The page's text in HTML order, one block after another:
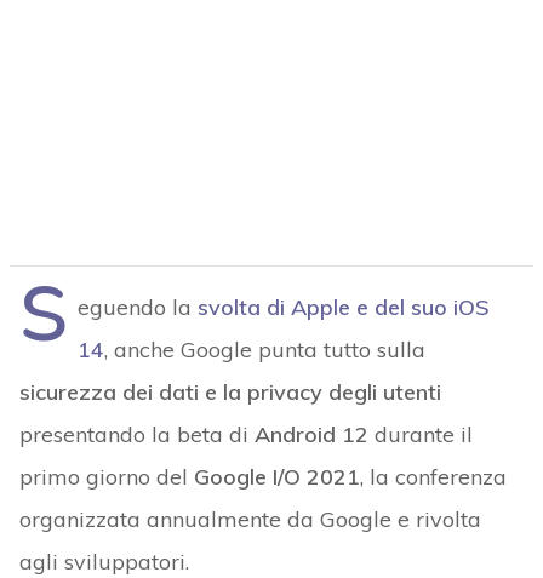
S eguendo la svolta di Apple e del suo iOS
14, anche Google punta tutto sulla
sicurezza dei dati e la privacy degli utenti
presentando la beta di Android 12 durante il
primo giorno del Google I/O 2021, la conferenza
organizzata annualmente da Google e rivolta
agli sviluppatori.